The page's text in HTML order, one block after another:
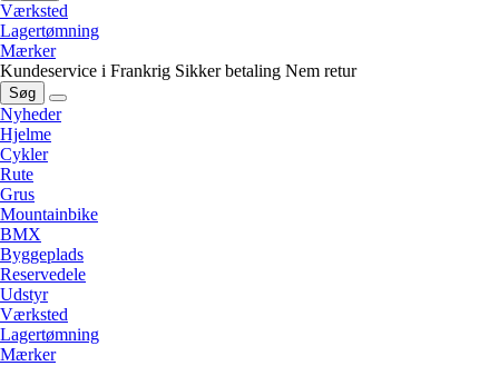
Værksted
Lagertømning
Mærker
Kundeservice i Frankrig Sikker betaling Nem retur
Søg
Nyheder
Hjelme
Cykler
Rute
Grus
Mountainbike
BMX
Byggeplads
Reservedele
Udstyr
Værksted
Lagertømning
Mærker